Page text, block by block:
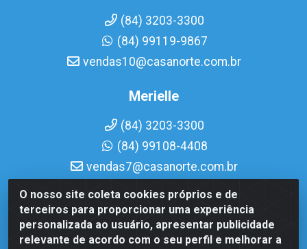
O nosso site coleta cookies próprios e de
terceiros para proporcionar uma experiência
personalizada ao usuário, apresentar publicidade
relevante de acordo com o seu perfil e melhorar a
(84) 3203-3300
(84) 99119-9867
vendas10@casanorte.com.br
Merielle
(84) 3203-3300
(84) 99108-4408
vendas7@casanorte.com.br
Casa Norte LTDA - Av. Interventor Mário Câmara, 1815 -
Dix-Sept Rosado, Natal/RN - CEP 59054-600 - CNPJ
08.713.513/0001-51